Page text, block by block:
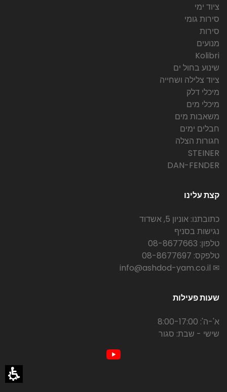
ציוד ימי
סירות גומי
סירות
מנועים
Kolibri
שינוע בחול ים
ציוד צלילה ושחייה
מיכלי דלק
מיכלי מים
משאבות מים
חבלים ימים
חגורות הצלה
STEINER
DAN-FENDER
קצת עלינו
כתובתנו: אוניון 5, אשדוד
נגישות בסניף
טלפון: 08-8677663
טלפקס: 08-8677697
✉ info@ashdod-yam.co.il
שעות פעילות
א'-ה': 8:00-17:00
שישי - שבת: סגור